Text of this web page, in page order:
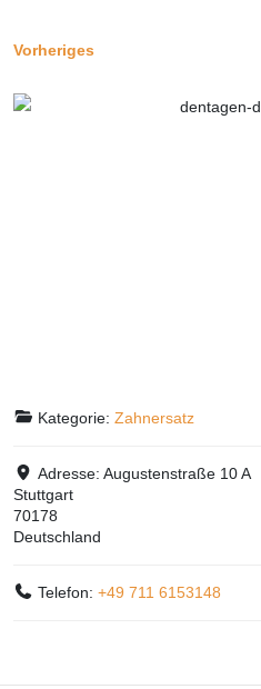
Vorheriges
Kategorie:Zahnersatz
Adresse:Augustenstraße 10 A
Stuttgart
70178
Deutschland
Telefon:+49 711 6153148